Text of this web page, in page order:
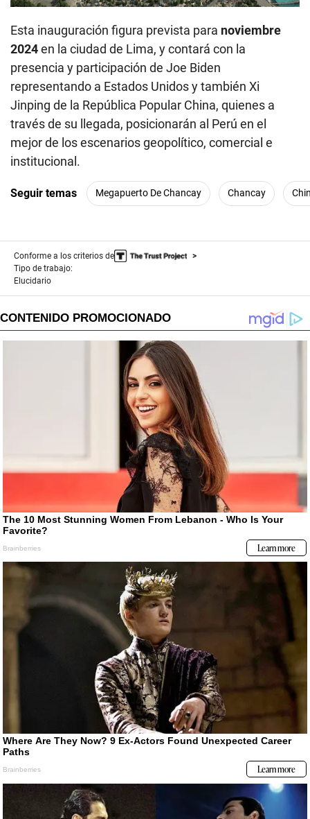
Esta inauguración figura prevista para noviembre
2024en la ciudad de Lima, y contará con la
presencia y participación de Joe Biden
representando a Estados Unidos y también Xi
Jinping de la República Popular China, quienes a
través de su llegada, posicionarán al Perú en el
mejor de los escenarios geopolítico, comercial e
institucional.
Seguir temas Megapuerto De Chancay Chancay
Conforme a los criterios de
Tipo de trabajo:
Elucidario